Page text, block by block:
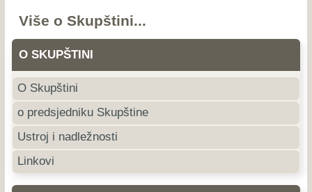
Više o Skupštini...
O SKUPŠTINI
O Skupštini
o predsjedniku Skupštine
Ustroj i nadležnosti
Linkovi